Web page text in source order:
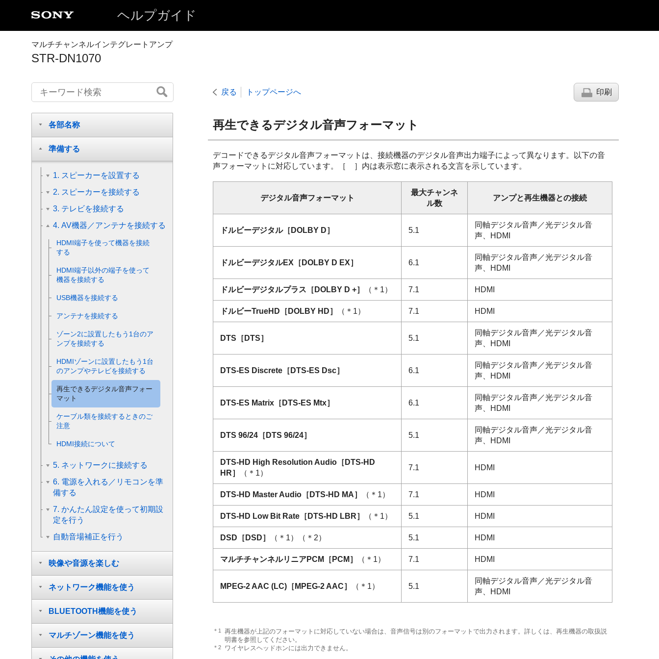
ヘルプガイド
マルチチャンネルインテグレートアンプ
STR-DN1070
戻る トップページへ 印刷
再生できるデジタル音声フォーマット
デコードできるデジタル音声フォーマットは、接続機器のデジタル音声出力端子によって異なります。以下の音
声フォーマットに対応しています。［ ］内は表示窓に表示される文言を示しています。
デジタル音声フォーマット
最大チャンネ
ル数
アンプと再生機器との接続
ドルビーデジタル［ DOLBY D］ 5.1
同軸デジタル音声／光デジタル音
声、HDMI
ドルビーデジタルEX［ DOLBY D EX］ 6.1
同軸デジタル音声／光デジタル音
声、HDMI
ドルビーデジタルプラス［ DOLBY D +］ （＊1） 7.1 HDMI
ドルビーTrueHD［ DOLBY HD］ （＊1） 7.1 HDMI
DTS［ DTS］ 5.1
同軸デジタル音声／光デジタル音
声、HDMI
DTS-ES Discrete［ DTS-ES Dsc］ 6.1
同軸デジタル音声／光デジタル音
声、HDMI
DTS-ES Matrix［ DTS-ES Mtx］ 6.1
同軸デジタル音声／光デジタル音
声、HDMI
DTS 96/24［ DTS 96/24］ 5.1
同軸デジタル音声／光デジタル音
声、HDMI
DTS-HD High Resolution Audio［ DTS-HD
HR］ （＊1）
7.1 HDMI
DTS-HD Master Audio［ DTS-HD MA］ （＊1） 7.1 HDMI
DTS-HD Low Bit Rate［ DTS-HD LBR］ （＊1） 5.1 HDMI
DSD［ DSD］ （＊1）（＊2） 5.1 HDMI
マルチチャンネルリニアPCM［ PCM ］ （＊1） 7.1 HDMI
MPEG-2 AAC (LC)［ MPEG-2 AAC］ （＊1） 5.1
同軸デジタル音声／光デジタル音
声、HDMI
＊1
再生機器が上記のフォーマットに対応していない場合は、音声信号は別のフォーマットで出力されます。詳しくは、再生機器の取扱説
明書を参照してください。
＊2 ワイヤレスヘッドホンには出力できません。
各部名称
準備する
1. スピーカーを設置する
2. スピーカーを接続する
3. テレビを接続する
4. AV機器／アンテナを接続する
HDMI端子を使って機器を接続
する
HDMI端子以外の端子を使って
機器を接続する
USB機器を接続する
アンテナを接続する
ゾーン2に設置したもう1台のア
ンプを接続する
HDMIゾーンに設置したもう1台
のアンプやテレビを接続する
再生できるデジタル音声フォー
マット
ケーブル類を接続するときのご
注意
HDMI接続について
5. ネットワークに接続する
6. 電源を入れる／リモコンを準
備する
7. かんたん設定を使って初期設
定を行う
自動音場補正を行う
映像や音源を楽しむ
ネットワーク機能を使う
BLUETOOTH機能を使う
マルチゾーン機能を使う